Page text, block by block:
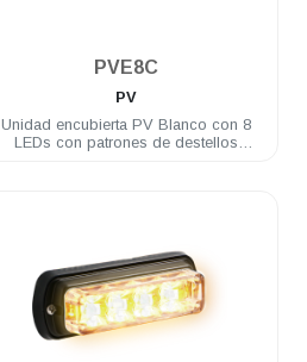
PVE8C
PV
Unidad encubierta PV Blanco con 8
LEDs con patrones de destellos